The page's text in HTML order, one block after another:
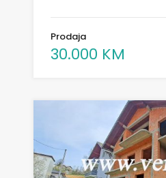
Prodaja
30.000 KM